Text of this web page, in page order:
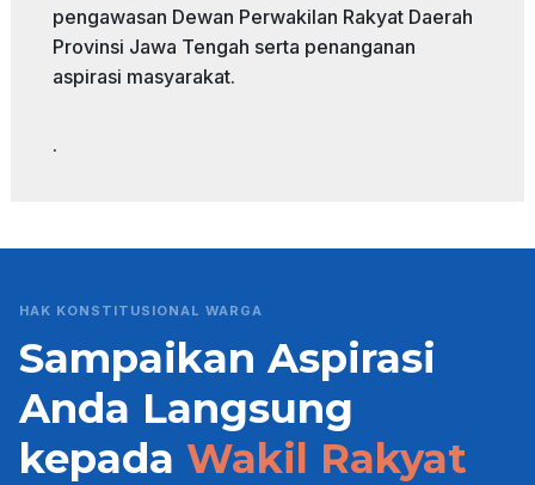
pengawasan Dewan Perwakilan Rakyat Daerah
Provinsi Jawa Tengah serta penanganan
aspirasi masyarakat.
.
HAK KONSTITUSIONAL WARGA
Sampaikan Aspirasi
Anda Langsung
kepada Wakil Rakyat